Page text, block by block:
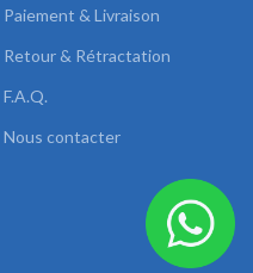
Paiement & Livraison
Retour & Rétractation
F.A.Q.
Nous contacter